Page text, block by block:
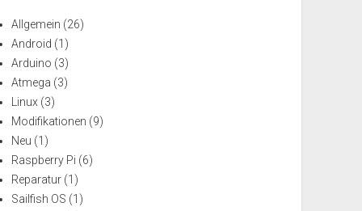
Allgemein (26)
Android (1)
Arduino (3)
Atmega (3)
Linux (3)
Modifikationen (9)
Neu (1)
Raspberry Pi (6)
Reparatur (1)
Sailfish OS (1)